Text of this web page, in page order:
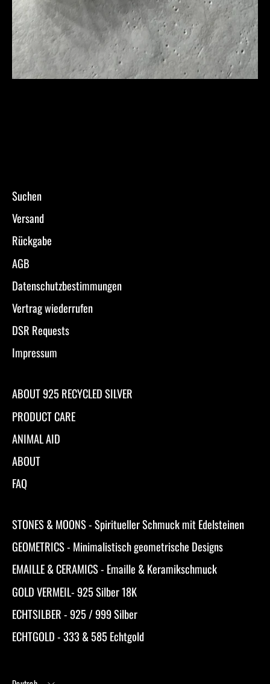
Suchen
Versand
Rückgabe
AGB
Datenschutzbestimmungen
Vertrag wiederrufen
DSR Requests
Impressum
ABOUT 925 RECYCLED SILVER
PRODUCT CARE
ANIMAL AID
ABOUT
FAQ
STONES & MOONS - Spiritueller Schmuck mit Edelsteinen
GEOMETRICS - Minimalistisch geometrische Designs
EMAILLE & CERAMICS - Emaille & Keramikschmuck
GOLD VERMEIL- 925 Silber 18K
ECHTSILBER - 925 / 999 Silber
ECHTGOLD - 333 & 585 Echtgold